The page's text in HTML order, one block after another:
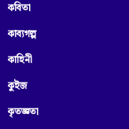
কবিতা
কাব্যগল্প
কাহিনী
কুইজ
কৃতজ্ঞতা